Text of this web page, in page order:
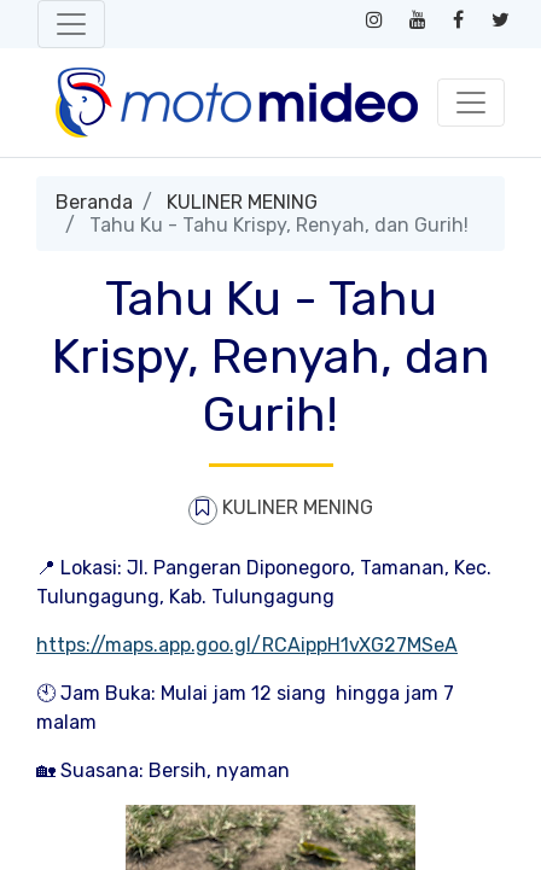
Beranda
KULINER MENING
Tahu Ku - Tahu Krispy, Renyah, dan Gurih!
Tahu Ku - Tahu
Krispy, Renyah, dan
Gurih!
KULINER MENING
📍 Lokasi: Jl. Pangeran Diponegoro, Tamanan, Kec.
Tulungagung, Kab. Tulungagung
https://maps.app.goo.gl/RCAippH1vXG27MSeA
🕙 Jam Buka: Mulai jam 12 siang hingga jam 7
malam
🏡 Suasana: Bersih, nyaman